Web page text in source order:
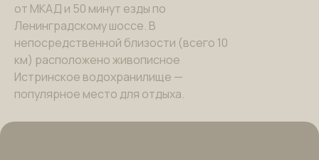
от МКАД и 50 минут езды по
Ленинградскому шоссе. В
непосредственной близости (всего 10
км) расположено живописное
Истринское водохранилище —
популярное место для отдыха.